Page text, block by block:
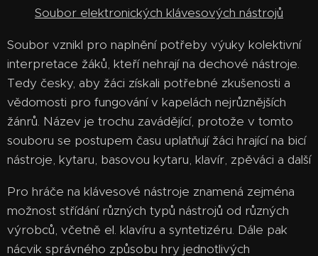
Soubor elektronických klávesových nástrojů
Soubor vznikl pro naplnění potřeby výuky kolektivní
interpretace žáků, kteří nehrají na dechové nástroje.
Tedy česky, aby žáci získali potřebné zkušenosti a
vědomosti pro fungování v kapelách nejrůznějších
žánrů. Název je trochu zavádějící, protože v tomto
souboru se postupem času uplatňují žáci hrající na bicí
nástroje, kytaru, basovou kytaru, klavír, zpěváci a další
Pro hráče na klávesové nástroje znamená zejména
možnost střídání různých typů nástrojů od různých
výrobců, včetně el. klavíru a syntetizéru. Dále pak
nácvik správného způsobu hry jednotlivých